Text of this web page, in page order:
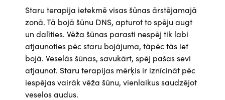
Staru terapija ietekmē visas šūnas ārstējamajā
zonā. Tā bojā šūnu DNS, apturot to spēju augt
un dalīties. Vēža šūnas parasti nespēj tik labi
atjaunoties pēc staru bojājuma, tāpēc tās iet
bojā. Veselās šūnas, savukārt, spēj pašas sevi
atjaunot. Staru terapijas mērķis ir iznīcināt pēc
iespējas vairāk vēža šūnu, vienlaikus saudzējot
veselos audus.